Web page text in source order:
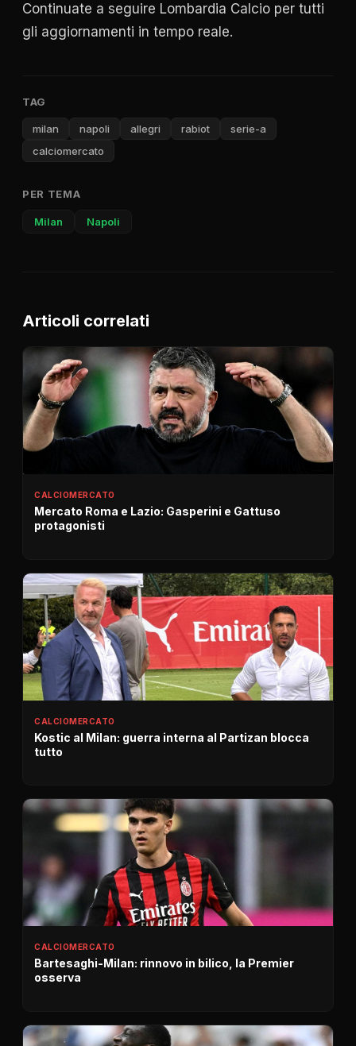
Continuate a seguire Lombardia Calcio per tutti
gli aggiornamenti in tempo reale.
TAG
milan napoli allegri rabiot
serie-a
calciomercato
PER TEMA
Milan Napoli
Articoli correlati
CALCIOMERCATO
Mercato Roma e Lazio: Gasperini e Gattuso
protagonisti
CALCIOMERCATO
Kostic al Milan: guerra interna al Partizan blocca
tutto
CALCIOMERCATO
Bartesaghi-Milan: rinnovo in bilico, la Premier
osserva